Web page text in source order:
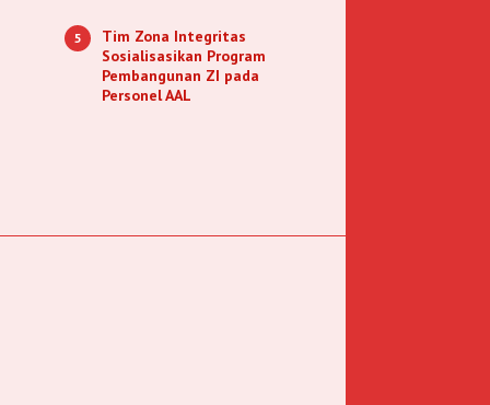
5
Tim Zona Integritas
Sosialisasikan Program
Pembangunan ZI pada
Personel AAL